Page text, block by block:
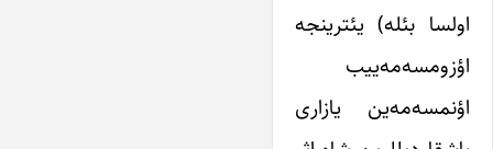
اولسا بئله) یئترینجه
اؤزومسه‌مه‌ییب
اؤنمسه‌مه‌ین یازاری